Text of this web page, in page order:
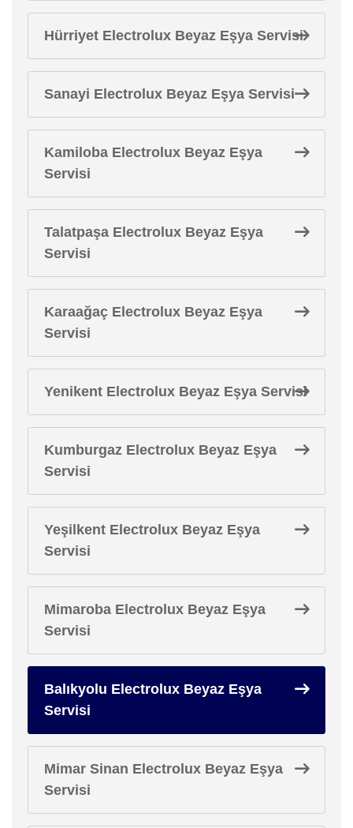
Hürriyet Electrolux Beyaz Eşya Servisi
Sanayi Electrolux Beyaz Eşya Servisi
Kamiloba Electrolux Beyaz Eşya
Servisi
Talatpaşa Electrolux Beyaz Eşya
Servisi
Karaağaç Electrolux Beyaz Eşya
Servisi
Yenikent Electrolux Beyaz Eşya Servisi
Kumburgaz Electrolux Beyaz Eşya
Servisi
Yeşilkent Electrolux Beyaz Eşya
Servisi
Mimaroba Electrolux Beyaz Eşya
Servisi
Balıkyolu Electrolux Beyaz Eşya
Servisi
Mimar Sinan Electrolux Beyaz Eşya
Servisi